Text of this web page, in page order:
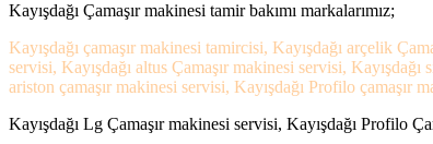
Kayışdağı Çamaşır makinesi tamir bakımı markalarımız;
Kayışdağı çamaşır makinesi tamircisi, Kayışdağı arçelik
servisi, Kayışdağı altus Çamaşır makinesi servisi,
ariston çamaşır makinesi servisi, Kayışdağı Profilo çamaşır
Kayışdağı Lg Çamaşır makinesi servisi, Kayışdağı Profilo